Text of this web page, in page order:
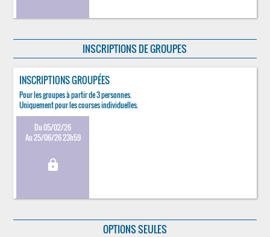
INSCRIPTIONS DE GROUPES
INSCRIPTIONS GROUPÉES
Pour les groupes à partir de 3 personnes.
Uniquement pour les courses individuelles.
Du 05/02/26
Au 25/06/26 23h59
lock
OPTIONS SEULES